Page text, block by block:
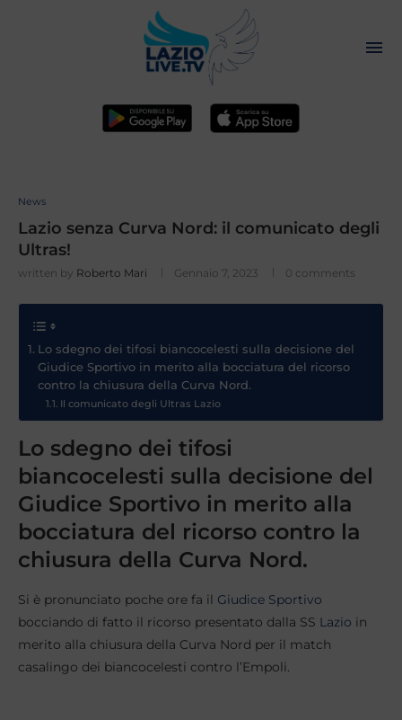
News
Lazio senza Curva Nord: il comunicato degli
Ultras!
written by Roberto Mari Gennaio 7, 2023 0 comments
Lo sdegno dei tifosi biancocelesti sulla decisione del
Giudice Sportivo in merito alla bocciatura del ricorso
contro la chiusura della Curva Nord.
Il comunicato degli Ultras Lazio
Lo sdegno dei tifosi
biancocelesti sulla decisione del
Giudice Sportivo in merito alla
bocciatura del ricorso contro la
chiusura della Curva Nord.
Si è pronunciato poche ore fa il Giudice Sportivo
bocciando di fatto il ricorso presentato dalla SS Lazio in
merito alla chiusura della Curva Nord per il match
casalingo dei biancocelesti contro l’Empoli.